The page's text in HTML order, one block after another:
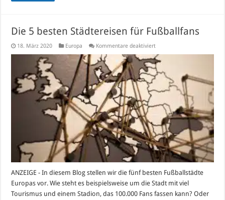
Die 5 besten Städtereisen für Fußballfans
18. März 2020 Europa Kommentare deaktiviertfür
5
besten
Städtereisen
für
Fußballfans
ANZEIGE - In diesem Blog stellen wir die fünf besten Fußballstädte
Europas vor. Wie steht es beispielsweise um die Stadt mit viel
Tourismus und einem Stadion, das 100.000 Fans fassen kann? Oder